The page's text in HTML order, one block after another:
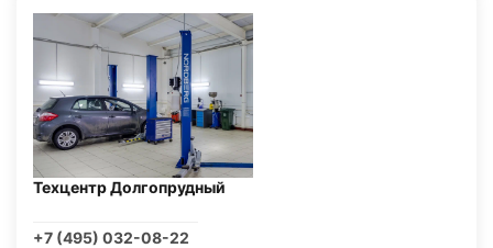
Техцентр Долгопрудный
+7 (495) 032-08-22